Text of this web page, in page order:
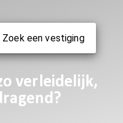
Zoek een vestiging
verleidelijk,